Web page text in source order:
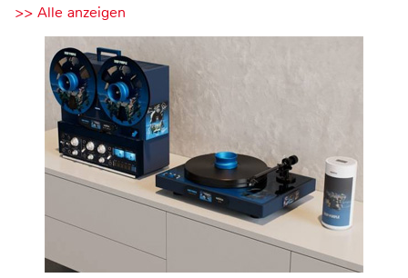
>> Alle anzeigen